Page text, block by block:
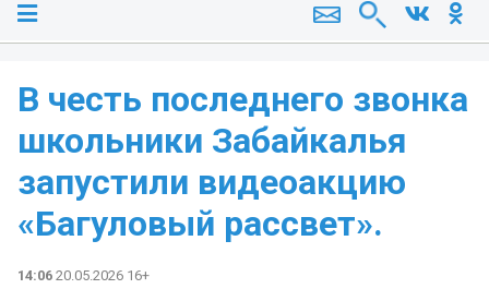
В честь последнего звонка
школьники Забайкалья
запустили видеоакцию
«Багуловый рассвет».
14:06 20.05.2026 16+